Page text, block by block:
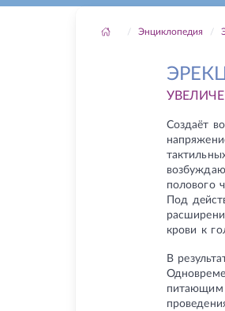
Энциклопедия
Создаёт
полового
Под
крови к
В
питающим